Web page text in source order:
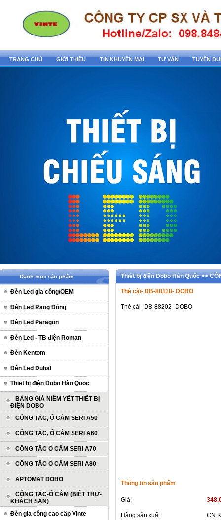
TRANG CHỦ GIỚI THIỆU TIN KHUYẾN MẠI TƯ VẤN TUYỂN
Danh mục sản phẩm
Đèn Led gia công/OEM
Đèn Led Rạng Đông
Đèn Led Paragon
Đèn Led - TB điện Roman
Đèn Kentom
Đèn Led Duhal
Thiết bị điện Dobo Hàn Quốc
BẢNG GIÁ NIÊM YẾT THIẾT BỊ
ĐIỆN DOBO
CÔNG TẮC, Ổ CẮM SERI A50
CÔNG TẮC, Ổ CẮM SERI A60
CÔNG TẮC Ổ CẮM SERI A70
CÔNG TẮC Ổ CẮM SERI A80
APTOMAT DOBO
CÔNG TẮC-Ổ CẮM (BIỆT THỰ-
KHÁCH SẠN)
Đèn gia công cao cấp Vinte
Thiết bị điện Dobo Hàn Quốc >>
Thẻ cài- DB-88118- DOBO
Thẻ cài- DB-88202- DOBO
Thông tin sản phẩm
Giá:
Hãng sản xuất:
CN